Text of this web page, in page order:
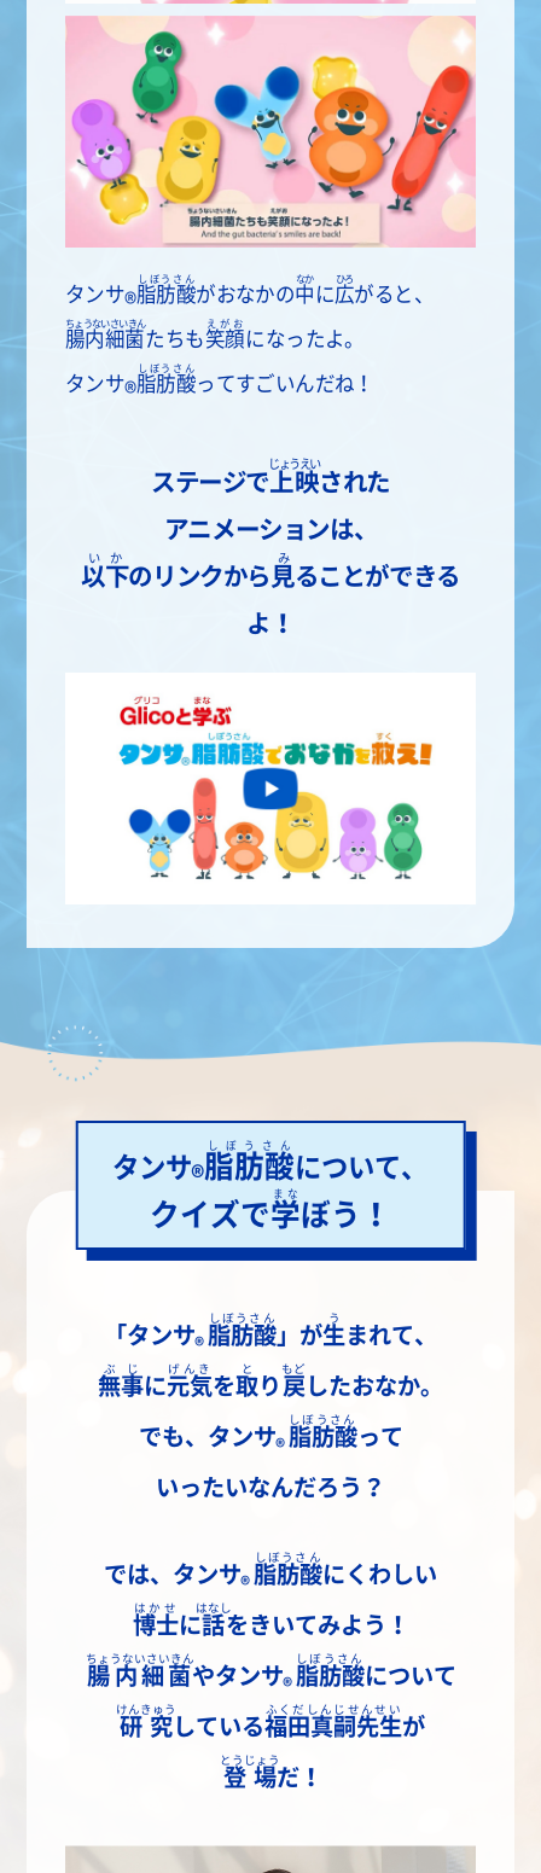
タンサ®脂肪酸
しぼうさん
がおなかの中
なか
に広
ひろ
がると、
腸内細菌
ちょうないさいきん
たちも笑顔
えがお
になったよ。
タンサ®脂肪酸
しぼうさん
ってすごいんだね！
ステージで 上映
じょうえい
された
アニメーションは、
以下
いか
のリンクから 見
み
ることができる
よ！
タンサ®脂肪酸
しぼうさん
について、
クイズで学
まな
ぼう！
「タンサ® 脂肪酸
しぼうさん
」が生
う
まれて、
無事
ぶじ
に元気
げんき
を取
と
り 戻
もど
したおなか。
でも、 タンサ® 脂肪酸
しぼうさん
って
いったいなんだろう？
では、 タンサ® 脂肪酸
しぼうさん
にくわしい
博士
はかせ
に話
はなし
をきいてみよう！
腸内細菌
ちょうないさいきん
やタンサ® 脂肪酸
しぼうさん
について
研究
けんきゅう
している福田真嗣先生
ふくだしんじせんせい
が
登場
とうじょう
だ！